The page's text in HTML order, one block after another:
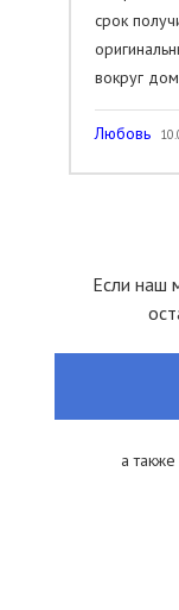
срок
вокруг
Любовь
Если наш
а